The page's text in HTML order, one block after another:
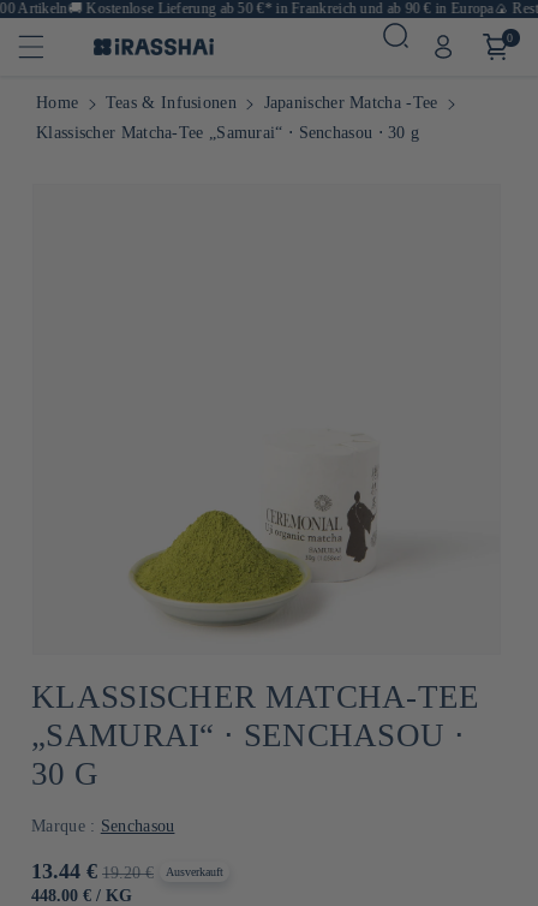
Artikeln🚚Kostenlose Lieferung ab 50 €* in Frankreich und ab 90 € in Europa🍙
0
Home Teas & Infusionen
Japanischer Matcha -Tee
Klassischer Matcha-Tee „Samurai“ ⋅ Senchasou ⋅ 30 g
KLASSISCHER MATCHA-TEE
„SAMURAI“ ⋅ SENCHASOU ⋅
30 G
Marque : Senchasou
Verkaufspreis
13.44 € Normaler
Preis
19.20 €
GRUNDPREIS
448.00 € / PRO
KG
Ausverkauft